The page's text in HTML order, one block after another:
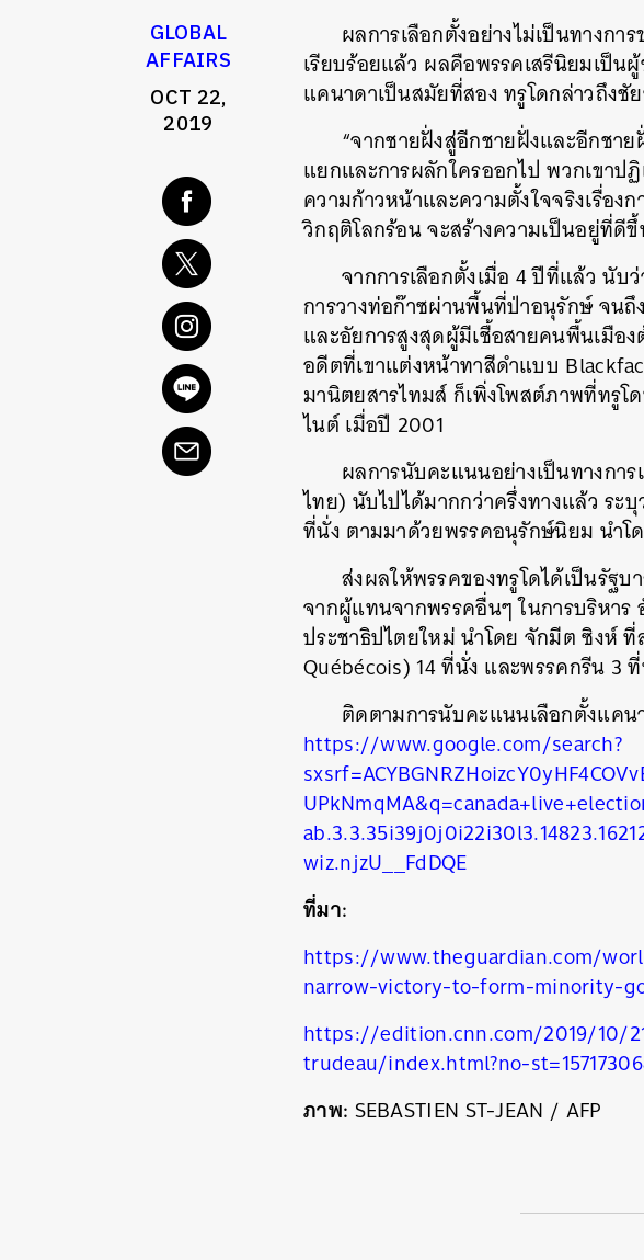
GLOBAL
AFFAIRS
OCT 22,
2019
ผลการเลือกตั้งอย่างไม่เป็นทางก
เรียบร้อยแล้ว ผลคือพรรคเสรีนิยมเป็
แคนาดาเป็นสมัยที่สองทรูโดกล่าวถึงชั
“จากชายฝั่งสู่อีกชายฝั่งและอีกชา
แยกและการผลักใครออกไป พวกเขาป
ความก้าวหน้าและความตั้งใจจริงเรื่อ
วิกฤติโลกร้อน จะสร้างความเป็นอยู่ที่
จากการเลือกตั้งเมื่อ 4 ปีที่แล้ว นับ
การวางท่อก๊าซผ่านพื้นที่ป่าอนุรักษ์ จนถึ
และอัยการสูงสุดผู้มีเชื้อสายคนพื้นเมื
อดีตที่เขาแต่งหน้าทาสีดำแบบ
มานิตยสารไทมส์ ก็เพิ่งโพสต์ภาพที่ทรูโ
ไนต์ เมื่อปี 2001
ผลการนับคะแนนอย่างเป็นทางกา
ไทย) นับไปได้มากกว่าครึ่งทางแล้ว ระ
ที่นั่ง ตามมาด้วยพรรคอนุรักษ์นิยม นำโ
ส่งผลให้พรรคของทรูโดได้เป็นรัฐบ
จากผู้แทนจากพรรคอื่นๆ ในการบริหาร
ประชาธิปไตยใหม่ นำโดย จักมีต ซิงห์
Québécois) 14 ที่นั่ง และพรรคกรีน 3
ติดตามการนับคะแนนเลือกตั้งแคน
https://www.google.com/search?
wiz.njzU__FdDQE
ที่มา:
https://www.theguardian.com/
narrow-victory-to-form-minority-
https://edition.cnn.com/2019/10/
trudeau/index.html?no-
ภาพ: SEBASTIEN ST-JEAN / AFP